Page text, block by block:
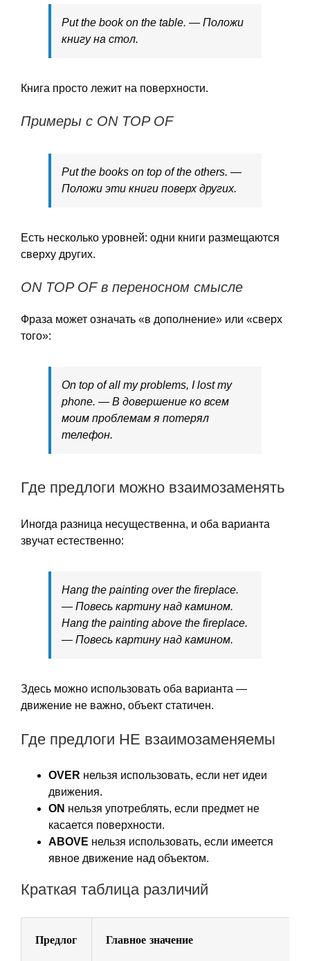
Put the book on the table. — Положи
книгу на стол.
Книга просто лежит на поверхности.
Примеры с ON TOP OF
Put the books on top of the others. —
Положи эти книги поверх других.
Есть несколько уровней: одни книги размещаются
сверху других.
ON TOP OF в переносном смысле
Фраза может означать «в дополнение» или «сверх
того»:
On top of all my problems, I lost my
phone. — В довершение ко всем
моим проблемам я потерял
телефон.
Где предлоги можно взаимозаменять
Иногда разница несущественна, и оба варианта
звучат естественно:
Hang the painting over the fireplace.
— Повесь картину над камином.
Hang the painting above the fireplace.
— Повесь картину над камином.
Здесь можно использовать оба варианта —
движение не важно, объект статичен.
Где предлоги НЕ взаимозаменяемы
OVER нельзя использовать, если нет идеи
движения.
ON нельзя употреблять, если предмет не
касается поверхности.
ABOVE нельзя использовать, если имеется
явное движение над объектом.
Краткая таблица различий
Предлог Главное значение